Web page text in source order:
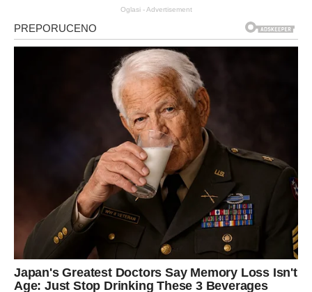
Oglasi - Advertisement